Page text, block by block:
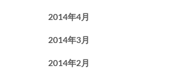
2014年4月
2014年3月
2014年2月